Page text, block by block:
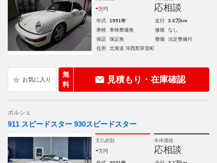
-万円 応相談
年式 1991年 走行
3.0万km
車検
車検整備無 修復
なし
保証
保証無 整備
法定整備付
住所
北海道 河西郡芽室町
無
料
見積もり・在庫確認
ポルシェ
911 スピードスター 930スピードスター
支払総額
-万円
本体価格
応相談